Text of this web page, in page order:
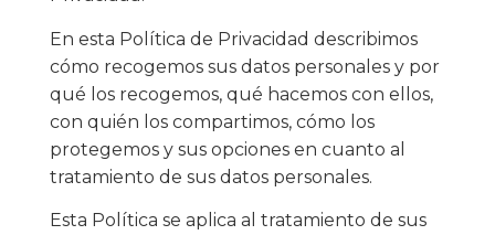
En esta Política de Privacidad describimos
cómo recogemos sus datos personales y por
qué los recogemos, qué hacemos con ellos,
con quién los compartimos, cómo los
protegemos y sus opciones en cuanto al
tratamiento de sus datos personales.
Esta Política se aplica al tratamiento de sus